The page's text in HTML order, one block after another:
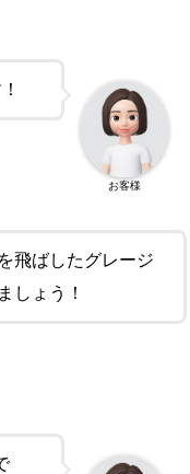
お客様
飛ばしたグレージ
しょう！